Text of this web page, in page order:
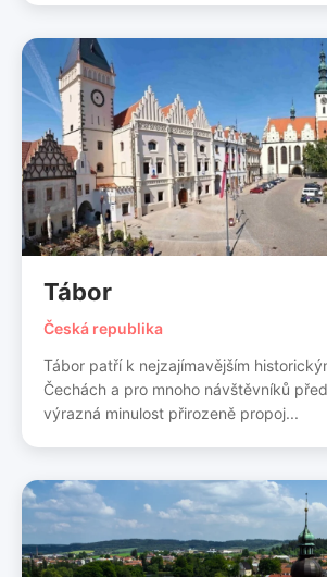
Tábor
Česká republika
Tábor patří k nejzajímavějším
Čechách a pro mnoho návštěvníků
výrazná minulost přirozeně propoj...